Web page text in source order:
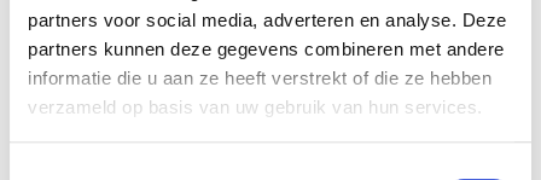
partners voor social media, adverteren en analyse. Deze
partners kunnen deze gegevens combineren met andere
informatie die u aan ze heeft verstrekt of die ze hebben
verzameld op basis van uw gebruik van hun services.